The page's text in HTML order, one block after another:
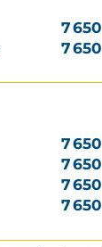
7 650
7 650
7 650
7 650
7 650
7 650